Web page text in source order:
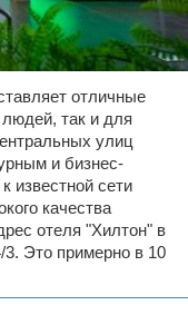
отличные
так и для
улиц
и бизнес-
известной сети
качества
отеля "Хилтон" в
Это примерно в 10